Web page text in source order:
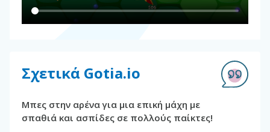
Σχετικά Gotia.io
Μπες στην αρένα για μια επική μάχη με
σπαθιά και ασπίδες σε πολλούς παίκτες!